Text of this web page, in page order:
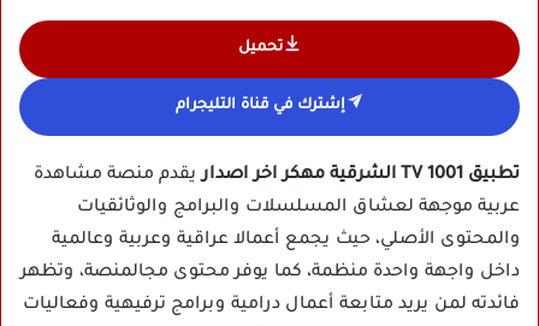
تحميل
إشترك في قناة التليجرام
تطبيق 1001 TV الشرقية مهكر اخر اصدار
يقدم منصة مشاهدة
عربية موجهة لعشاق المسلسلات والبرامج والوثائقيات
والمحتوى الأصلي، حيث يجمع أعمالا عراقية وعربية وعالمية
داخل واجهة واحدة منظمة، كما يوفر محتوى مجالمنصة، وتظهر
فائدته لمن يريد متابعة أعمال درامية وبرامج ترفيهية وفعاليات